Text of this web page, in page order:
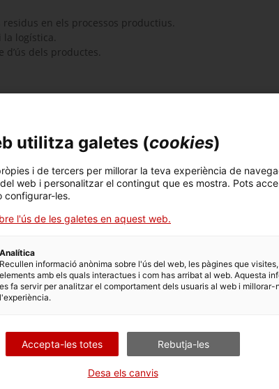
en els processos productius.
logística.
dels productes.
aquesta guia.
utilitza galetes (cookies)
i de tercers per millorar la teva experiència de
web i personalitzar el contingut que es mostra. Pots
configurar-les.
l'ús de les galetes en aquest web.
Analítica
Recullen informació anònima sobre l'ús del web, les pàgines que
elements amb els quals interactues i com has arribat al web. Aquesta
es fa servir per analitzar el comportament dels usuaris al web i millorar-
l'experiència.
Accepta-les totes Rebutja-les
Desa els canvis